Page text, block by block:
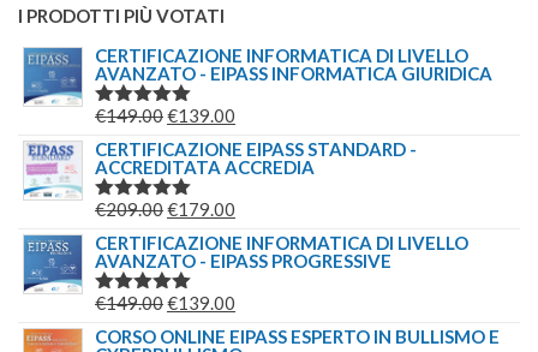
I PRODOTTI PIÙ VOTATI
CERTIFICAZIONE INFORMATICA DI LIVELLO
AVANZATO - EIPASS INFORMATICA GIURIDICA
VALUTATO
€149.00IL
PREZZO
ORIGINALE
ERA:
€139.00
PREZZO
ATTUALE
CERTIFICAZIONE EIPASS STANDARD -
ACCREDITATA ACCREDIA
VALUTATO
€209.00IL
PREZZO
ORIGINALE
ERA:
€179.00
PREZZO
ATTUALE
CERTIFICAZIONE INFORMATICA DI LIVELLO
AVANZATO - EIPASS PROGRESSIVE
VALUTATO
€149.00IL
PREZZO
€139.00
PREZZO
CORSO ONLINE EIPASS ESPERTO IN BULLISMO E